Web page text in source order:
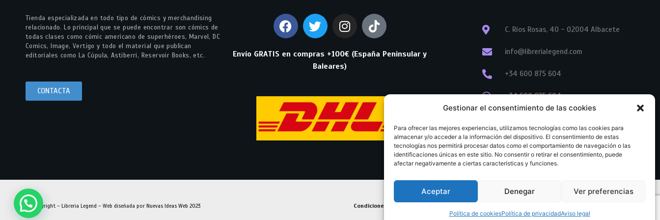
Gestionar el consentimiento de las cookies
Para ofrecer las mejores experiencias, utilizamos tecnologías como las cookies para
almacenar y/o acceder a la información del dispositivo. El consentimiento de estas
tecnologías nos permitirá procesar datos como el comportamiento de navegación o las
identificaciones únicas en este sitio. No consentir o retirar el consentimiento, puede
afectar negativamente a ciertas características y funciones.
Aceptar Denegar Ver preferencias
Política de cookiesPolítica de privacidadAviso legal
Tienda especializada en todo tipo de cómics y merchandising
relacionado. Lo principal que se puede encontrar son cómics de
todas clases como cómic americano de superhéroes, Marvel, DC
Comics, Image, Vertigo y todo el material que publican
editoriales como La Cúpula, Astiberri, Reservoir Books, etc.
CONTACTA
Envío GRATIS en compras +100€ (España Peninsular y
Baleares)
C. Ríos Rosas, 40 - 02004 Albacete
info@librerialegend.com
+34 600 875 604
+34 600 875 604
© Copyright – Libreria Legend – Web diseñada por Nuevas Ideas Web 2023 Condiciones Generales de Contratación